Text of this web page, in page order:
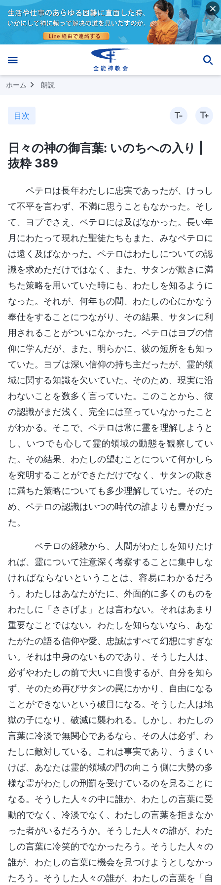
ホーム 朗読
目次
日々の神の御言葉: いのちへの入り |
抜粋 389
ペテロは長年わたしに忠実であったが、けっし
て不平を言わず、不満に思うこともなかった。そし
て、ヨブでさえ、ペテロには及ばなかった。長い年
月にわたって現れた聖徒たちもまた、みなペテロに
は遠く及ばなかった。ペテロはわたしについての認
識を求めただけではなく、また、サタンが欺きに満
ちた策略を用いていた時にも、わたしを知るように
なった。それが、何年もの間、わたしの心にかなう
奉仕をすることにつながり、その結果、サタンに利
用されることがついになかった。ペテロはヨブの信
仰に学んだが、また、明らかに、彼の短所をも知っ
ていた。ヨブは深い信仰の持ち主だったが、霊的領
域に関する知識を欠いていた。そのため、現実に沿
わないことを数多く言っていた。このことから、彼
の認識がまだ浅く、完全には至っていなかったこと
がわかる。そこで、ペテロは常に霊を理解しようと
し、いつでも心して霊的領域の動態を観察してい
た。その結果、わたしの望むことについて何かしら
を究明することができただけでなく、サタンの欺き
に満ちた策略についても多少理解していた。そのた
め、ペテロの認識はいつの時代の誰よりも豊かだっ
た。
ペテロの経験から、人間がわたしを知りたけ
れば、霊について注意深く考察することに集中しな
ければならないということは、容易にわかるだろ
う。わたしはあなたがたに、外面的に多くのものを
わたしに「ささげよ」とは言わない。それはあまり
重要なことではない。わたしを知らないなら、あな
たがたの語る信仰や愛、忠誠はすべて幻想にすぎな
い。それは中身のないものであり、そうした人は、
必ずやわたしの前で大いに自慢するが、自分を知ら
ず、そのため再びサタンの罠にかかり、自由になる
ことができないという破目になる。そうした人は地
獄の子になり、破滅に襲われる。しかし、わたしの
言葉に冷淡で無関心であるなら、その人は必ず、わ
たしに敵対している。これは事実であり、うまくい
けば、あなたは霊的領域の門の向こう側に大勢の多
様な霊がわたしの刑罰を受けているのを見ることに
なる。そうした人々の中に誰か、わたしの言葉に受
動的でなく、冷淡でなく、わたしの言葉を拒まなか
った者がいるだろうか。そうした人々の誰が、わた
しの言葉に冷笑的でなかったろう。そうした人々の
誰が、わたしの言葉に機会を見つけようとしなかっ
たろう。そうした人々の誰が、わたしの言葉を「自